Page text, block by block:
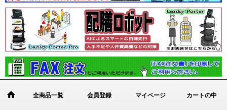
全商品一覧 会員登録 マイページ カートの中